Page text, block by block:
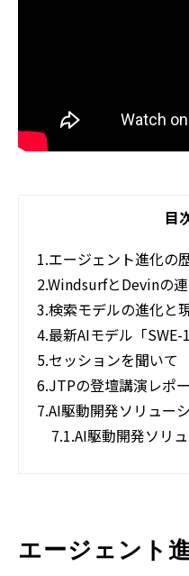
目
1.エージェント進化の
2.WindsurfとDevinの
3.検索モデルの進化と
4.最新AIモデル「
5.セッションを聞いて
6.JTPの登壇講演レポ
7.AI駆動開発ソリュー
7.1.AI駆動開発ソリ
エージェント